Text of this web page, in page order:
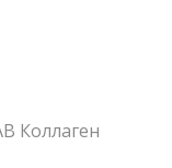
Коллаген